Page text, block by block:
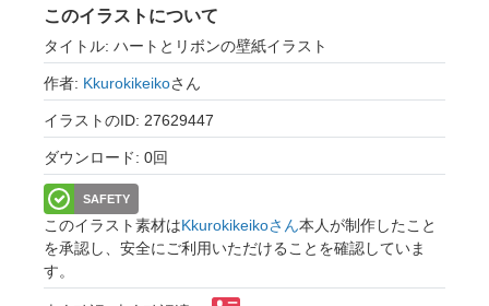
このイラストについて
タイトル: ハートとリボンの壁紙イラスト
作者: Kkurokikeikoさん
イラストのID: 27629447
ダウンロード: 0回
SAFETY
このイラスト素材はKkurokikeikoさん本人が制作したこと
を承認し、安全にご利用いただけることを確認していま
す。